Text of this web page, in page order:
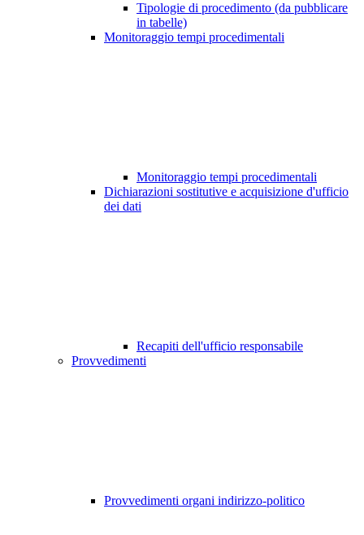
Tipologie di procedimento (da pubblicare
in tabelle)
Monitoraggio tempi procedimentali
Monitoraggio tempi procedimentali
Dichiarazioni sostitutive e acquisizione d'ufficio
dei dati
Recapiti dell'ufficio responsabile
Provvedimenti
Provvedimenti organi indirizzo-politico